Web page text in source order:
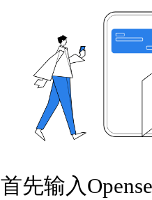
首先输入